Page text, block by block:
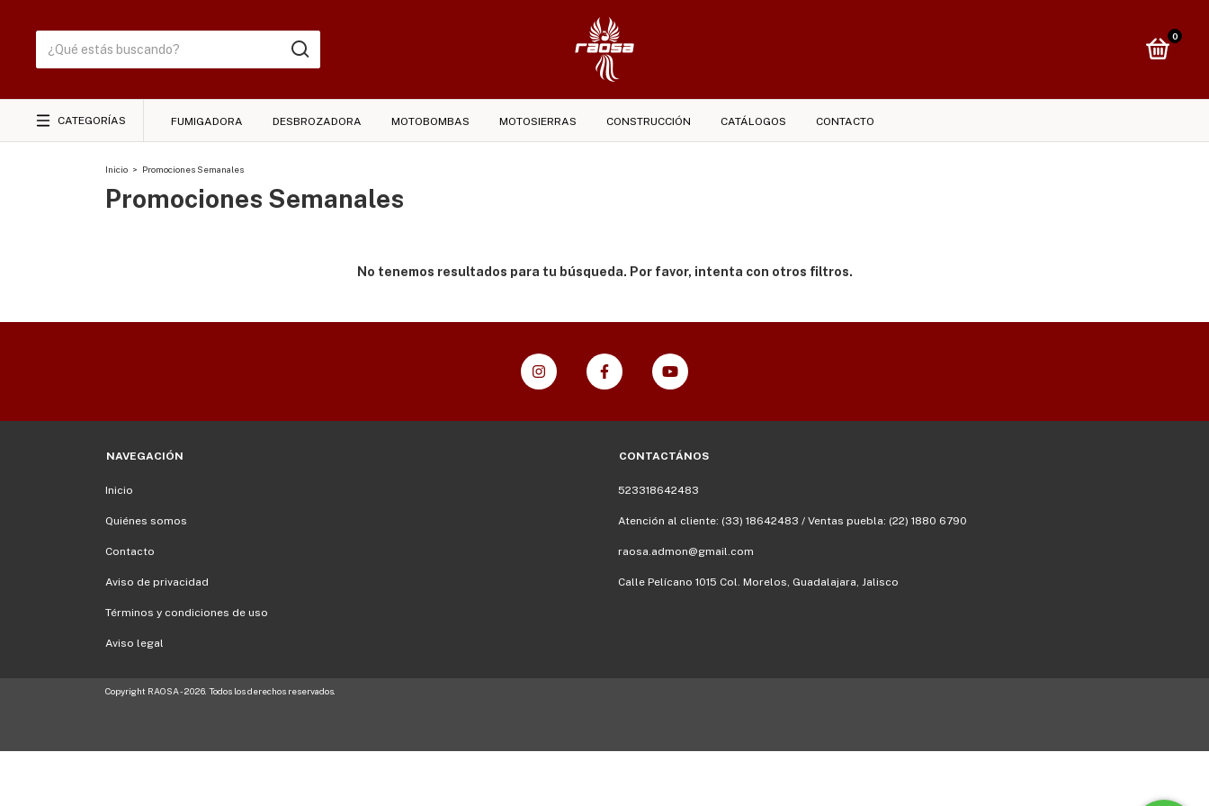
0
CATEGORÍAS FUMIGADORA DESBROZADORA MOTOBOMBAS MOTOSIERRAS CONSTRUCCIÓN CATÁLOGOS CONTACTO
Inicio > Promociones Semanales
Promociones Semanales
No tenemos resultados para tu búsqueda. Por favor, intenta con otros filtros.
NAVEGACIÓN
Inicio
Quiénes somos
Contacto
Aviso de privacidad
Términos y condiciones de uso
Aviso legal
CONTACTÁNOS
523318642483
Atención al cliente: (33) 18642483 / Ventas puebla: (22) 1880 6790
raosa.admon@gmail.com
Calle Pelícano 1015 Col. Morelos, Guadalajara, Jalisco
Copyright RAOSA - 2026. Todos los derechos reservados.